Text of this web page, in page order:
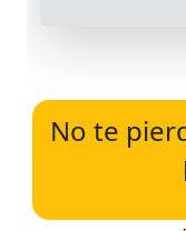
No te